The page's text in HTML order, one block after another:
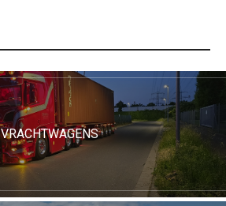
VRACHTWAGENS